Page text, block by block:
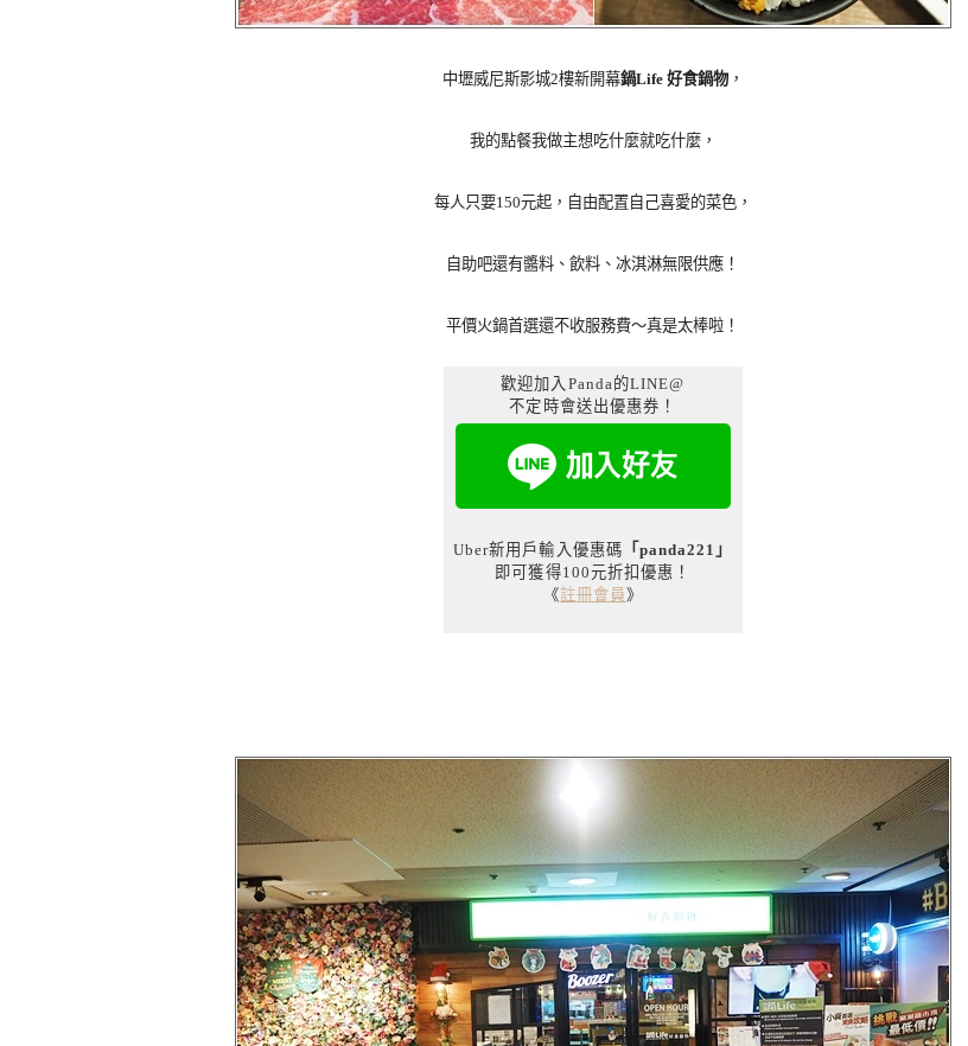
中壢威尼斯影城2樓新開幕鍋Life 好食鍋物，
我的點餐我做主想吃什麼就吃什麼，
每人只要150元起，自由配置自己喜愛的菜色，
自助吧還有醬料、飲料、冰淇淋無限供應！
平價火鍋首選還不收服務費～真是太棒啦！
歡迎加入Panda的LINE@
不定時會送出優惠券！
Uber新用戶輸入優惠碼 「panda221」
即可獲得100元折扣優惠！
《註冊會員 》